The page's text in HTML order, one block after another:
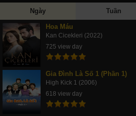
Ngày Tuần
Hoa Máu
Kan Cicekleri (2022)
725 view day
Gia Đình Là Số 1 (Phần 1)
High Kick 1 (2006)
618 view day